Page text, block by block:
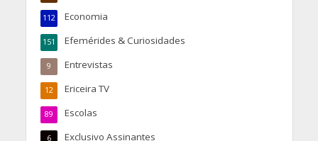
Economia
112
Efemérides & Curiosidades
151
Entrevistas
9
Ericeira TV
12
Escolas
89
Exclusivo Assinantes
6